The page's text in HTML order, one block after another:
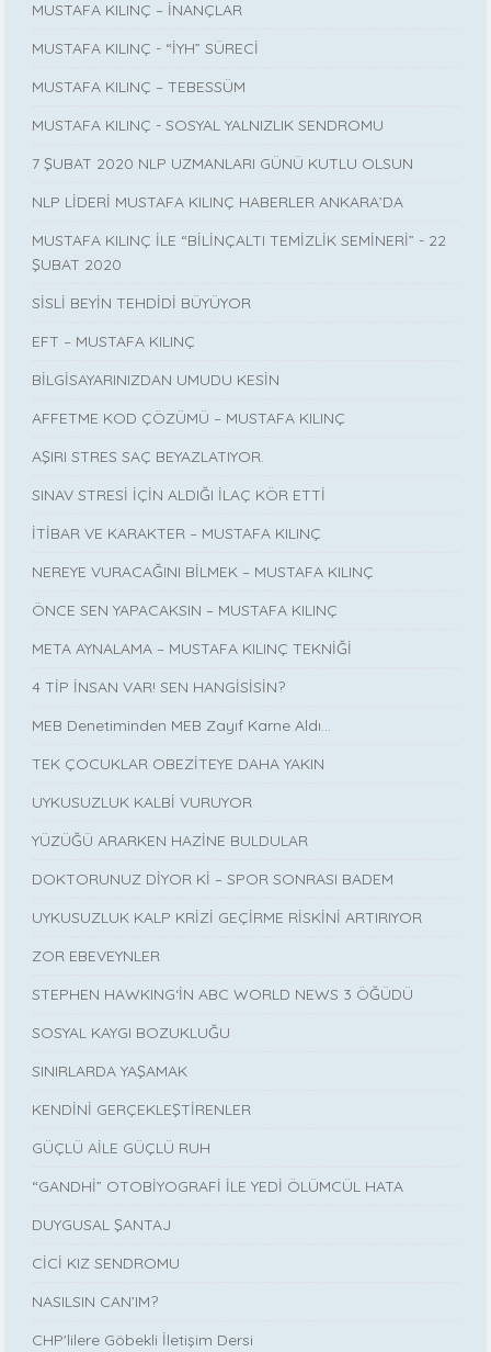
MUSTAFA KILINÇ – İNANÇLAR
MUSTAFA KILINÇ - “İYH” SÜRECİ
MUSTAFA KILINÇ – TEBESSÜM
MUSTAFA KILINÇ - SOSYAL YALNIZLIK SENDROMU
7 ŞUBAT 2020 NLP UZMANLARI GÜNÜ KUTLU OLSUN
NLP LİDERİ MUSTAFA KILINÇ HABERLER ANKARA’DA
MUSTAFA KILINÇ İLE “BİLİNÇALTI TEMİZLİK SEMİNERİ” - 22
ŞUBAT 2020
SİSLİ BEYİN TEHDİDİ BÜYÜYOR
EFT – MUSTAFA KILINÇ
BİLGİSAYARINIZDAN UMUDU KESİN
AFFETME KOD ÇÖZÜMÜ – MUSTAFA KILINÇ
AŞIRI STRES SAÇ BEYAZLATIYOR.
SINAV STRESİ İÇİN ALDIĞI İLAÇ KÖR ETTİ
İTİBAR VE KARAKTER – MUSTAFA KILINÇ
NEREYE VURACAĞINI BİLMEK – MUSTAFA KILINÇ
ÖNCE SEN YAPACAKSIN – MUSTAFA KILINÇ
META AYNALAMA – MUSTAFA KILINÇ TEKNİĞİ
4 TİP İNSAN VAR! SEN HANGİSİSİN?
MEB Denetiminden MEB Zayıf Karne Aldı…
TEK ÇOCUKLAR OBEZİTEYE DAHA YAKIN
UYKUSUZLUK KALBİ VURUYOR
YÜZÜĞÜ ARARKEN HAZİNE BULDULAR
DOKTORUNUZ DİYOR Kİ – SPOR SONRASI BADEM
UYKUSUZLUK KALP KRİZİ GEÇİRME RİSKİNİ ARTIRIYOR
ZOR EBEVEYNLER
STEPHEN HAWKING‘İN ABC WORLD NEWS 3 ÖĞÜDÜ
SOSYAL KAYGI BOZUKLUĞU
SINIRLARDA YAŞAMAK
KENDİNİ GERÇEKLEŞTİRENLER
GÜÇLÜ AİLE GÜÇLÜ RUH
“GANDHİ” OTOBİYOGRAFİ İLE YEDİ ÖLÜMCÜL HATA
DUYGUSAL ŞANTAJ
CİCİ KIZ SENDROMU
NASILSIN CAN’IM?
CHP'lilere Göbekli İletişim Dersi